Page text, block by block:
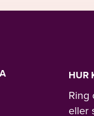
HUR
Ring
eller